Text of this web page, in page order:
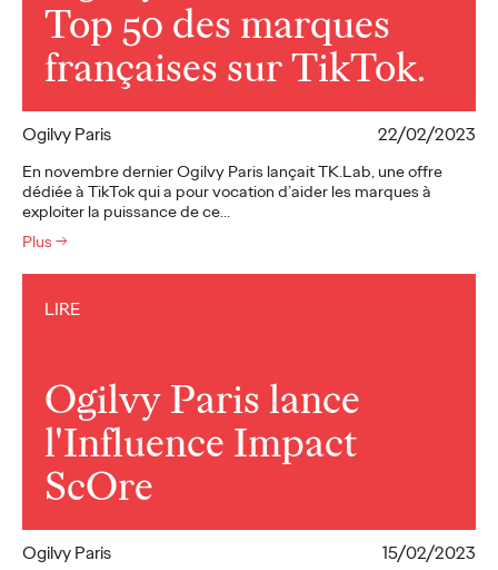
Top 50 des marques
françaises sur TikTok.
Ogilvy Paris 22/02/2023
En novembre dernier Ogilvy Paris lançait TK.Lab, une offre
dédiée à TikTok qui a pour vocation d’aider les marques à
exploiter la puissance de ce…
Plus →
LIRE
Ogilvy Paris lance
l'Influence Impact
ScOre
Ogilvy Paris 15/02/2023